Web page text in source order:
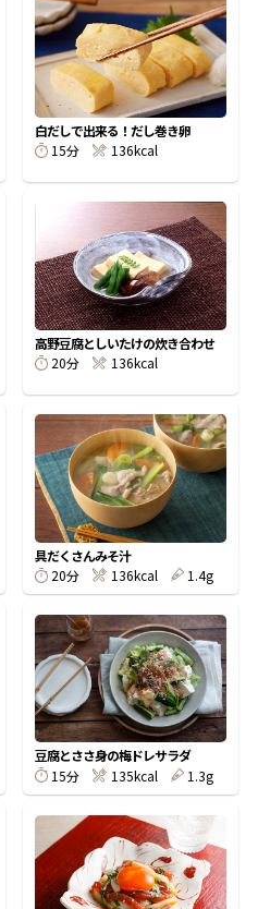
鰹節屋の
だしパック
白だしで出来る！だし巻き卵
15分
136kcal
高野豆腐としいたけの炊き合わせ
20分
136kcal
具だくさんみそ汁
20分
136kcal 1.4g
豆腐とささ身の梅ドレサラダ
15分
135kcal 1.3g